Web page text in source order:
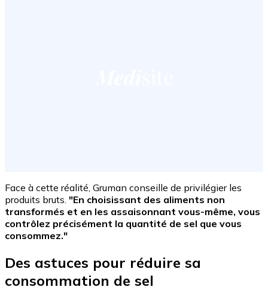
Face à cette réalité, Gruman conseille de privilégier les
produits bruts. "En choisissant des aliments non
transformés et en les assaisonnant vous-même, vous
contrôlez précisément la quantité de sel que vous
consommez."
Des astuces pour réduire sa
consommation de sel